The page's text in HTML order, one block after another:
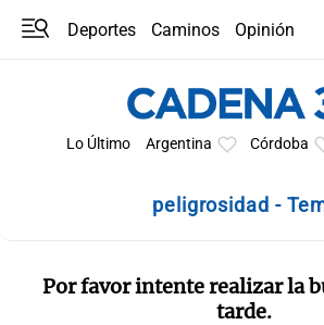
Deportes Caminos
Opinión
Lo Último Argentina Córdoba
peligrosidad -
Por favor intente realizar la
tarde.